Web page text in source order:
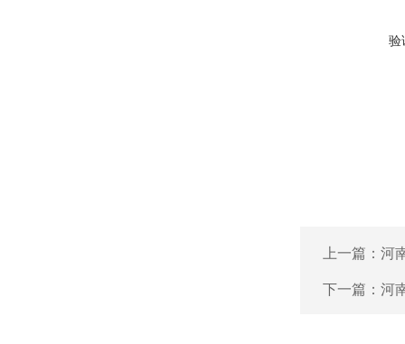
验
上一篇： 河
下一篇： 河